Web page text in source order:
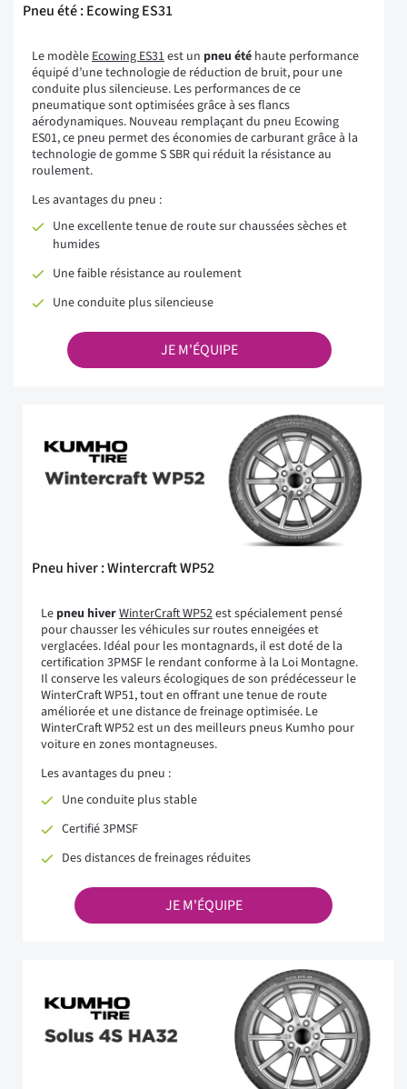
Pneu été : Ecowing ES31
Le modèle Ecowing ES31est un pneu été haute performance
équipé d’une technologie de réduction de bruit, pour une
conduite plus silencieuse. Les performances de ce
pneumatique sont optimisées grâce à ses flancs
aérodynamiques. Nouveau remplaçant du pneu Ecowing
ES01, ce pneu permet des économies de carburant grâce à la
technologie de gomme S SBR qui réduit la résistance au
roulement.
Les avantages du pneu :
Une excellente tenue de route sur chaussées sèches et
humides
Une faible résistance au roulement
Une conduite plus silencieuse
JE M'ÉQUIPE
Pneu hiver : Wintercraft WP52
Le pneu hiverWinterCraft WP52est spécialement pensé
pour chausser les véhicules sur routes enneigées et
verglacées. Idéal pour les montagnards, il est doté de la
certification 3PMSF le rendant conforme à la Loi Montagne.
Il conserve les valeurs écologiques de son prédécesseur le
WinterCraft WP51, tout en offrant une tenue de route
améliorée et une distance de freinage optimisée. Le
WinterCraft WP52 est un des meilleurs pneus Kumho pour
voiture en zones montagneuses.
Les avantages du pneu :
Une conduite plus stable
Certifié 3PMSF
Des distances de freinages réduites
JE M'ÉQUIPE